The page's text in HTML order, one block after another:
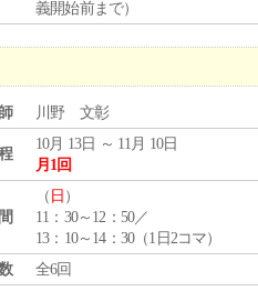
義開始前まで）
川野 文彰
10月 13日 ～ 11月 10日
月1回
（ 日 ）
11：30～12：50／
13：10～14：30（1日2コマ）
全6回